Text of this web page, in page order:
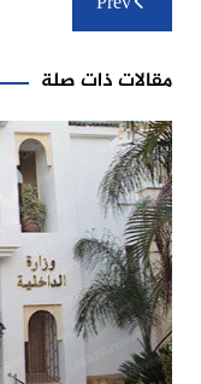
المقالات
مقالات ذات صلة